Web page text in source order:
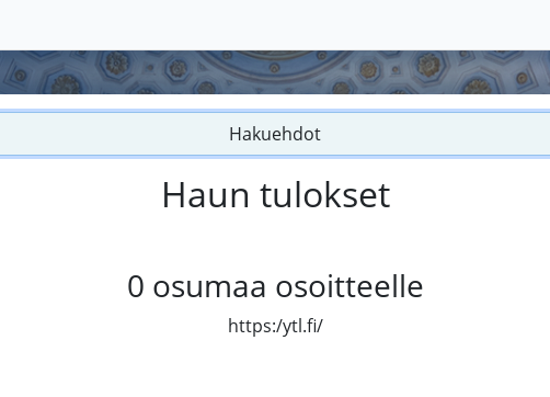
Hakuehdot
Haun tulokset
0 osumaa osoitteelle
https:/ytl.fi/